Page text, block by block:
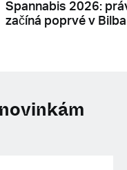
Spannabis 2026:
začíná poprvé v